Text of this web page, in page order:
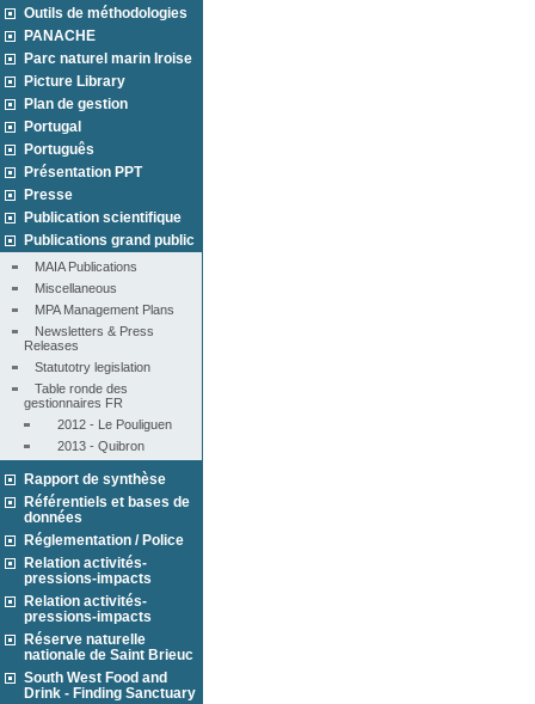
Outils de méthodologies
PANACHE
Parc naturel marin Iroise
Picture Library
Plan de gestion
Portugal
Português
Présentation PPT
Presse
Publication scientifique
Publications grand public
MAIA Publications
Miscellaneous
MPA Management Plans
Newsletters & Press
Releases
Statutotry legislation
Table ronde des
gestionnaires FR
2012 - Le Pouliguen
2013 - Quibron
Rapport de synthèse
Référentiels et bases de
données
Réglementation / Police
Relation activités-
pressions-impacts
Relation activités-
pressions-impacts
Réserve naturelle
nationale de Saint Brieuc
South West Food and
Drink - Finding Sanctuary